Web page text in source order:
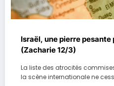
Israël, une pierre pesante
(Zacharie 12/3)
La liste des atrocités
la scène internationale ne